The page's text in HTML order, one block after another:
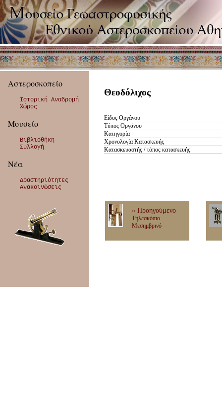
Αστεροσκοπείο
Ιστορική Αναδρομή
Χώρος
Μουσείο
Βιβλιοθήκη
Συλλογή
Νέα
Δραστηριότητες
Ανακοινώσεις
Θεοδόλιχος
Είδος Οργάνου
Τύπος Οργάνου
Κατηγορία
Χρονολογία Κατασκευής
Κατασκευαστής / τόπος κατασκευής
« Προηγούμενο
Τηλεσκόπιο
Μεσημβρινό